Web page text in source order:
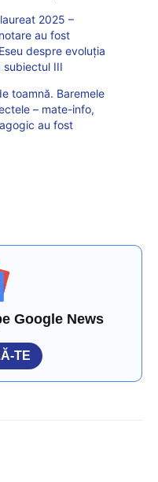
2025 –
au fost
despre evoluția
subiectul III
toamnă. Baremele
– mate-info,
au fost
Google News
TE